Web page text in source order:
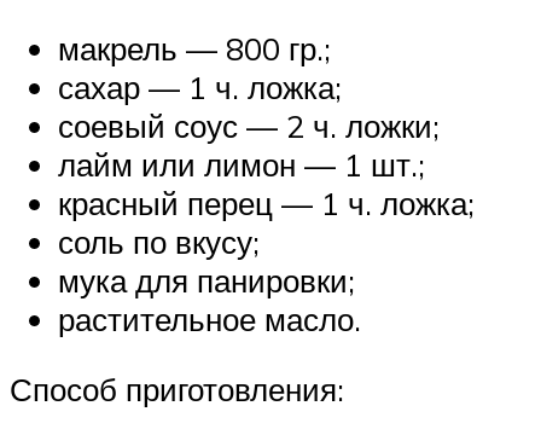
макрель — 800 гр.;
сахар — 1 ч. ложка;
соевый соус — 2 ч. ложки;
лайм или лимон — 1 шт.;
красный перец — 1 ч. ложка;
соль по вкусу;
мука для панировки;
растительное масло.
Способ приготовления: